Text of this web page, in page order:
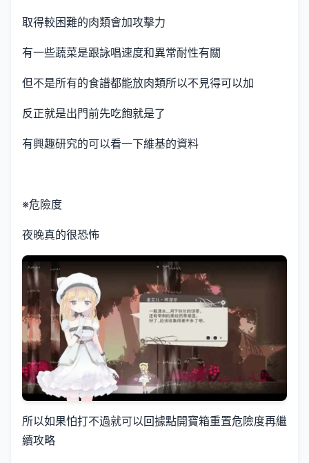
取得較困難的肉類會加攻擊力
有一些蔬菜是跟詠唱速度和異常耐性有關
但不是所有的食譜都能放肉類所以不見得可以加
反正就是出門前先吃飽就是了
有興趣研究的可以看一下維基的資料
※危險度
夜晚真的很恐怖
所以如果怕打不過就可以回據點開寶箱重置危險度再繼
續攻略